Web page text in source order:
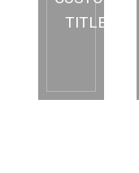
TITLE